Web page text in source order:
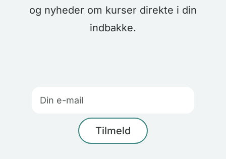
og nyheder om kurser direkte i din
indbakke.